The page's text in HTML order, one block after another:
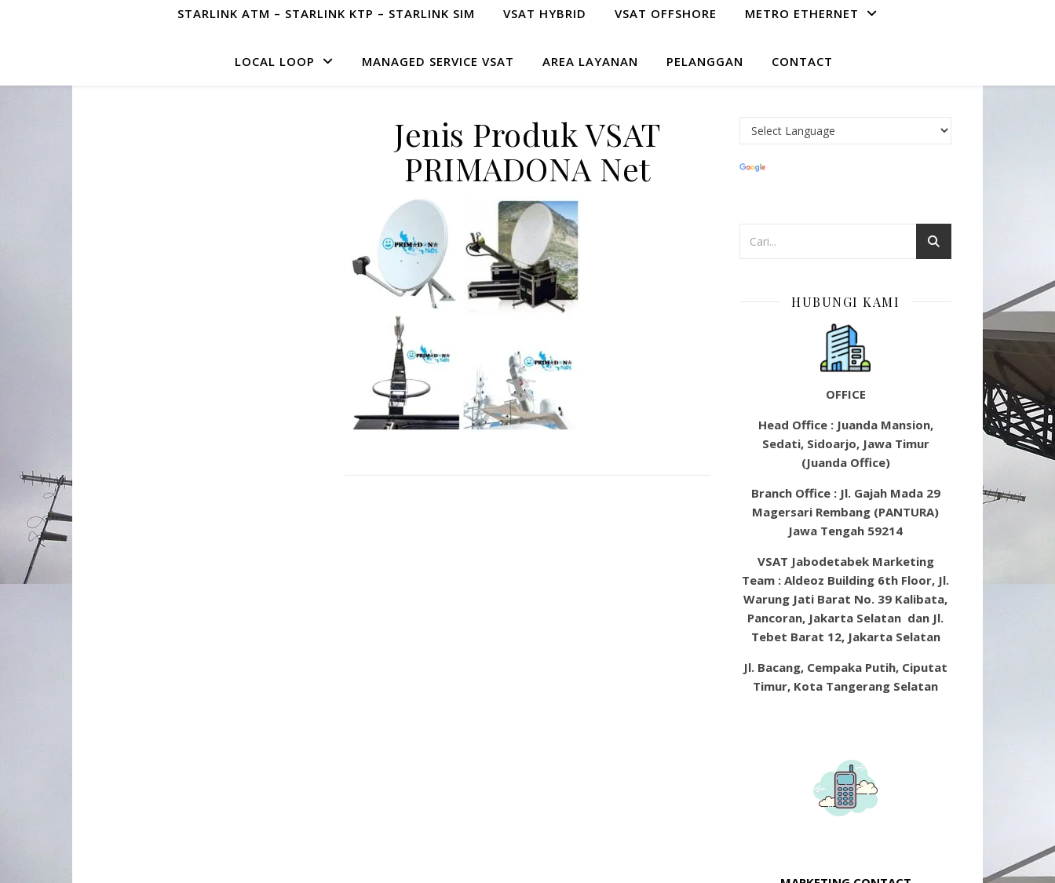
STARLINK ATM – STARLINK KTP – STARLINK SIM VSAT HYBRID VSAT OFFSHORE METRO ETHERNET
LOCAL LOOP MANAGED SERVICE VSAT AREA LAYANAN PELANGGAN CONTACT
Jenis Produk VSAT
PRIMADONA Net
HUBUNGI KAMI
OFFICE
Head Office : Juanda Mansion,
Sedati, Sidoarjo, Jawa Timur
(Juanda Office)
Branch Office : Jl. Gajah Mada 29
Magersari Rembang (PANTURA)
Jawa Tengah 59214
VSAT Jabodetabek Marketing
Team : Aldeoz Building 6th Floor, Jl.
Warung Jati Barat No. 39 Kalibata,
Pancoran, Jakarta Selatan dan Jl.
Tebet Barat 12, Jakarta Selatan
Jl. Bacang, Cempaka Putih, Ciputat
Timur, Kota Tangerang Selatan